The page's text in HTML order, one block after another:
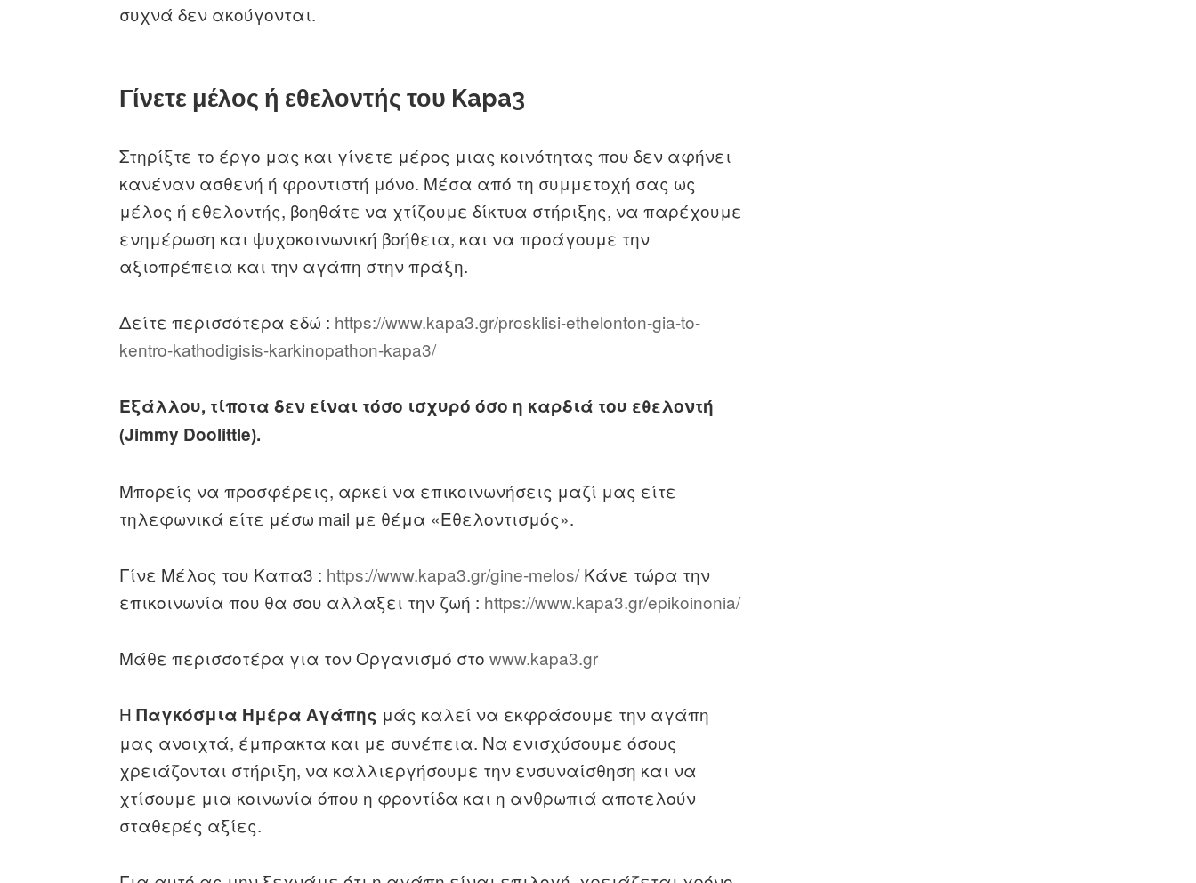
συχνά δεν ακούγονται.
Γίνετε μέλος ή εθελοντής του Kapa3
Στηρίξτε το έργο μας και γίνετε μέρος μιας κοινότητας που δεν αφήνει
κανέναν ασθενή ή φροντιστή μόνο. Μέσα από τη συμμετοχή σας ως
μέλος ή εθελοντής, βοηθάτε να χτίζουμε δίκτυα στήριξης, να παρέχουμε
ενημέρωση και ψυχοκοινωνική βοήθεια, και να προάγουμε την
αξιοπρέπεια και την αγάπη στην πράξη.
Δείτε περισσότερα εδώ : https://www.kapa3.gr/prosklisi-ethelonton-gia-to-
kentro-kathodigisis-karkinopathon-kapa3/
Εξάλλου, τίποτα δεν είναι τόσο ισχυρό όσο η καρδιά του εθελοντή
(Jimmy Doolittle).
Μπορείς να προσφέρεις, αρκεί να επικοινωνήσεις μαζί μας είτε
τηλεφωνικά είτε μέσω mail με θέμα «Εθελοντισμός».
Γίνε Μέλος του Καπα3 : https://www.kapa3.gr/gine-melos/Κάνε τώρα την
επικοινωνία που θα σου αλλαξει την ζωή : https://www.kapa3.gr/epikoinonia/
Μάθε περισσοτέρα για τον Οργανισμό στο www.kapa3.gr
ΗΠαγκόσμια Ημέρα Αγάπης μάς καλεί να εκφράσουμε την αγάπη
μας ανοιχτά, έμπρακτα και με συνέπεια. Να ενισχύσουμε όσους
χρειάζονται στήριξη, να καλλιεργήσουμε την ενσυναίσθηση και να
χτίσουμε μια κοινωνία όπου η φροντίδα και η ανθρωπιά αποτελούν
σταθερές αξίες.